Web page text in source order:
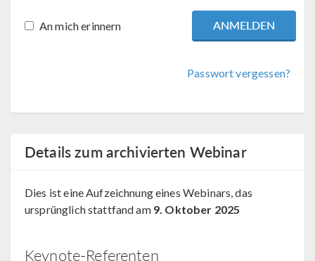
An mich erinnern
Passwort vergessen?
Details zum archivierten Webinar
Dies ist eine Aufzeichnung eines Webinars, das
ursprünglich stattfand am 9. Oktober 2025
Keynote-Referenten